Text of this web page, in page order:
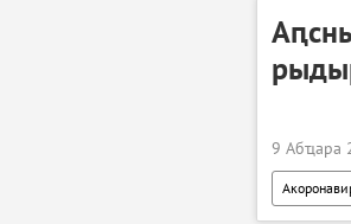
9 Абҵара